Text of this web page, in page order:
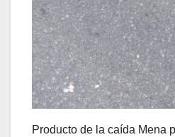
Producto de la caída Mena